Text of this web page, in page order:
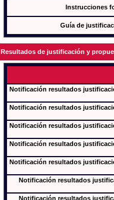
Instrucciones
Guía de
Resultados de justificación y
Notificación resultados
Notificación resultados
Notificación resultados
Notificación resultados
Notificación resultados
Notificación resultados
Notificación resultados